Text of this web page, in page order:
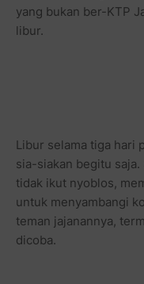
yang bukan ber-KTP
libur.
Libur selama tiga hari
sia-siakan begitu saja.
tidak ikut nyoblos,
untuk menyambangi
teman jajanannya,
dicoba.